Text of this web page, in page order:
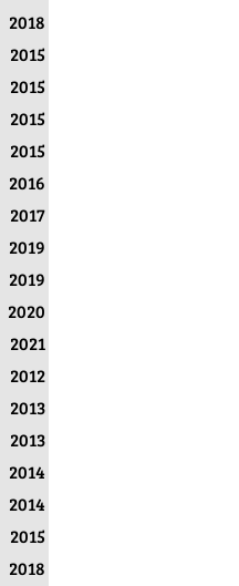
2018
2015
2015
2015
2015
2016
2017
2019
2019
2020
2021
2012
2013
2013
2014
2014
2015
2018